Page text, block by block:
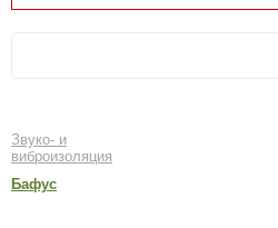
Звуко- и
виброизоляция
Бафус